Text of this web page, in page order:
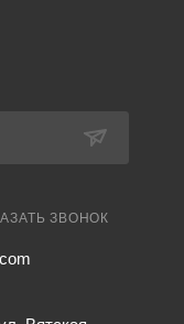
ЗВОНОК